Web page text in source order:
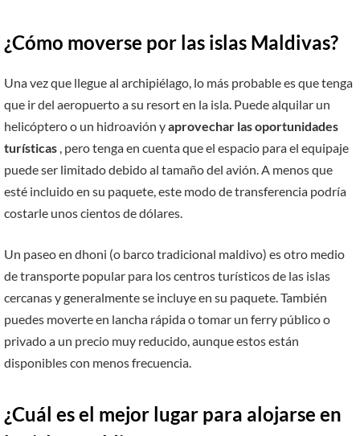
¿Cómo moverse por las islas Maldivas?
Una vez que llegue al archipiélago, lo más probable es que tenga
que ir del aeropuerto a su resort en la isla. Puede alquilar un
helicóptero o un hidroavión yaprovechar las oportunidades
turísticas , pero tenga en cuenta que el espacio para el equipaje
puede ser limitado debido al tamaño del avión. A menos que
esté incluido en su paquete, este modo de transferencia podría
costarle unos cientos de dólares.
Un paseo en dhoni (o barco tradicional maldivo) es otro medio
de transporte popular para los centros turísticos de las islas
cercanas y generalmente se incluye en su paquete. También
puedes moverte en lancha rápida o tomar un ferry público o
privado a un precio muy reducido, aunque estos están
disponibles con menos frecuencia.
¿Cuál es el mejor lugar para alojarse en